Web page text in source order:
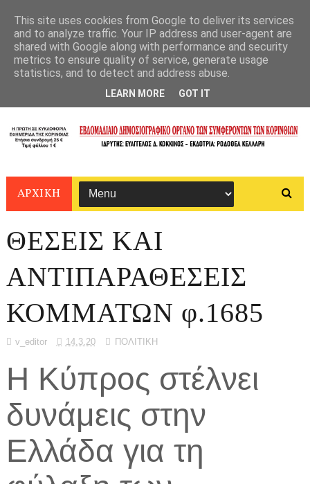
ΑΡΧΙΚΗ
ΘΕΣΕΙΣ ΚΑΙ
ΑΝΤΙΠΑΡΑΘΕΣΕΙΣ
ΚΟΜΜΑΤΩΝ φ.1685
v_editor 14.3.20 ΠΟΛΙΤΙΚΗ
Η Κύπρος στέλνει
δυνάμεις στην
Ελλάδα για τη
This site uses cookies from Google to deliver its services
and to analyze traffic. Your IP address and user-agent are
shared with Google along with performance and security
metrics to ensure quality of service, generate usage
statistics, and to detect and address abuse.
LEARN MORE GOT IT